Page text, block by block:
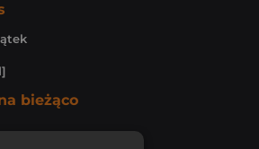
bieżąco